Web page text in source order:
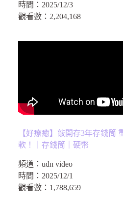
時間： 2025/12/3
觀看數： 2,204,168
【好療癒】敲開存3年存錢筒
軟！｜存錢筒｜硬幣
頻道： udn video
時間： 2025/12/1
觀看數： 1,788,659